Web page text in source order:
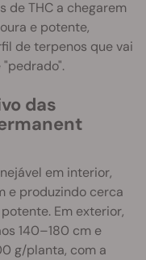
de THC a chegarem
e potente,
de terpenos que vai
das
em interior,
e produzindo cerca
Em exterior,
140–180 cm e
g/planta, com a